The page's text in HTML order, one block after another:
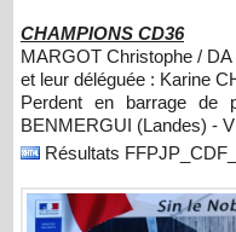
CHAMPIONS CD36
MARGOT Christophe /
et leur déléguée : Karine
Perdent en barrage de
BENMERGUI (Landes) -
Résultats